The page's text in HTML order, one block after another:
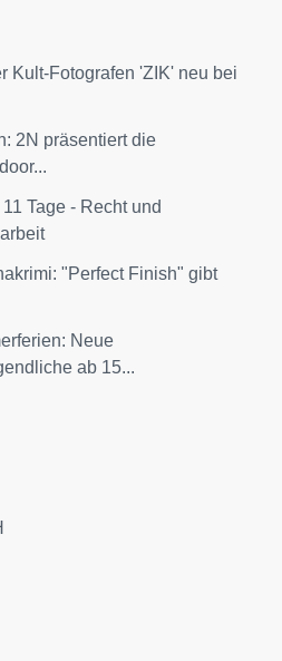
Kult-Fotografen 'ZIK' neu bei
2N präsentiert die
Tage - Recht und
"Perfect Finish" gibt
Neue
ab 15...